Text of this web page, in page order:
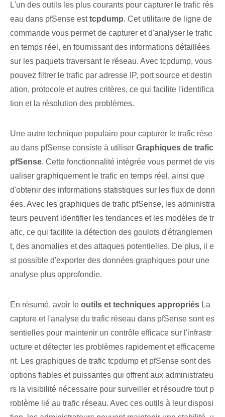
L'un des outils les plus courants pour capturer le trafic rés
eau dans pfSense esttcpdump. Cet utilitaire de ligne de
commande vous permet de capturer et d'analyser le trafic
en temps réel, en fournissant des informations détaillées
sur les paquets traversant le réseau. Avec tcpdump, vous
pouvez filtrer le trafic par adresse IP, port source et destin
ation, protocole et autres critères, ce qui facilite l'identifica
tion et la résolution des problèmes.
Une autre technique populaire pour capturer le trafic rése
au dans pfSense consiste à utiliser Graphiques de trafic
pfSense. Cette fonctionnalité intégrée vous permet de vis
ualiser graphiquement le trafic en temps réel, ainsi que
d'obtenir des informations statistiques sur les flux de donn
ées. Avec les graphiques de trafic pfSense, les administra
teurs peuvent identifier les tendances et les modèles de tr
afic, ce qui facilite la détection des goulots d'étranglemen
t, des anomalies et des attaques potentielles. De plus, il e
st possible d'exporter des données graphiques pour une
analyse plus approfondie.
En résumé, avoir le outils et techniques appropriés La
capture et l'analyse du trafic réseau dans pfSense sont es
sentielles pour maintenir un contrôle efficace sur l'infrastr
ucture et détecter les problèmes rapidement et efficaceme
nt. Les graphiques de trafic tcpdump et pfSense sont des
options fiables et puissantes qui offrent aux administrateu
rs la visibilité nécessaire pour surveiller et résoudre tout p
roblème lié au trafic réseau. Avec ces outils à leur disposi